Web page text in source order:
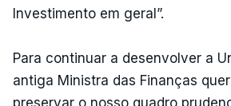
Investimento em geral”.
Para continuar a desenvolver a
antiga Ministra das Finanças
preservar o nosso quadro